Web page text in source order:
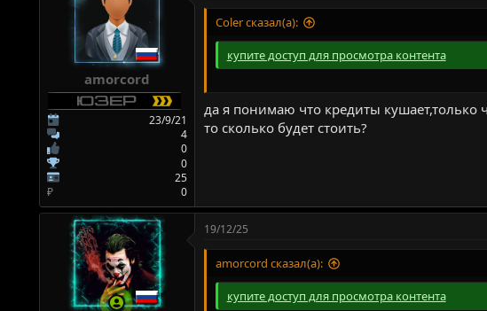
amorcord
23/9/21
4
0
0
25
₽
0
Coler сказал(а):
купите доступ для просмотра контента
да я понимаю что кредиты кушает,только
то сколько будет стоить?
19/12/25
amorcord сказал(а):
купите доступ для просмотра контента